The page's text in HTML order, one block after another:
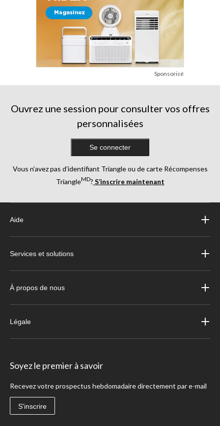
Sponsorisé
Ouvrez une session pour consulter vos offres
personnalisées
Se connecter
Vous n’avez pas d’identifiant Triangle ou de carte Récompenses
TriangleMD? S’inscrire maintenant
Aide
Services et solutions
À propos de nous
Légale
Soyez le premier à savoir
Recevez votre prospectus hebdomadaire directement par e-mail
S'inscrire